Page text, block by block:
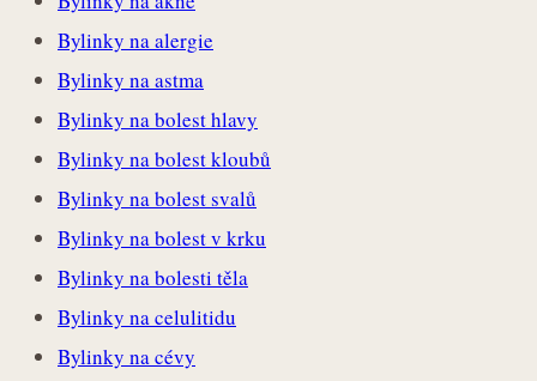
Bylinky na alergie
Bylinky na astma
Bylinky na bolest hlavy
Bylinky na bolest kloubů
Bylinky na bolest svalů
Bylinky na bolest v krku
Bylinky na bolesti těla
Bylinky na celulitidu
Bylinky na cévy